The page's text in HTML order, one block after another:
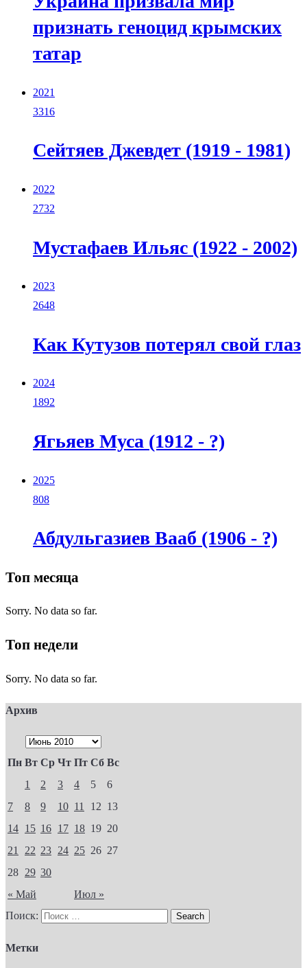
признать геноцид крымских
татар
2021
3316
Cейтяев Джевдет (1919 - 1981)
2022
2732
Мустафаев Ильяс (1922 - 2002)
2023
2648
Как Кутузов потерял свой глаз
2024
1892
Ягьяев Муса (1912 - ?)
2025
808
Абдульгазиев Вааб (1906 - ?)
Топ месяца
Sorry. No data so far.
Топ недели
Sorry. No data so far.
Архив
Пн Вт Ср Чт Пт Сб Вс
« Май Июл »
1 2 3 4 5
6
7
8 9 10 11 12 13
14 15 16 17 18 19 20
21
22 23 24 25 26 27
28 29 30
Поиск:
Метки